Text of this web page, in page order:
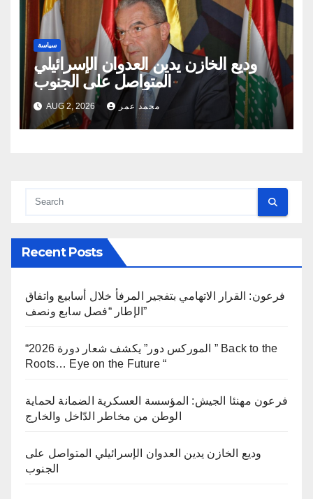
سياسة
وديع الخازن يدين العدوان الإسرائيلي
المتواصل على الجنوب
AUG 2, 2026 محمد عمر
Recent Posts
فرعون: القرار الاتهامي بتفجير المرفأ خلال أسابيع واتفاق
الإطار “فصل سابع ونصف”
“الموركس دور” يكشف شعار دورة 2026 ” Back to the
Roots… Eye on the Future “
فرعون مهنئا الجيش: المؤسسة العسكرية الضمانة لحماية
الوطن من مخاطر الدّاخل والخارج
وديع الخازن يدين العدوان الإسرائيلي المتواصل على
الجنوب